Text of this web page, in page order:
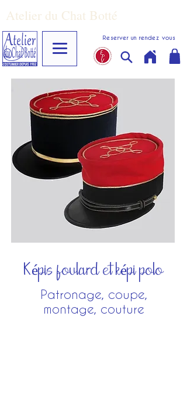
Reserver un rendez vous
Atelier du Chat Botté
Képis foulard et képi polo
Patronage, coupe,
montage, couture